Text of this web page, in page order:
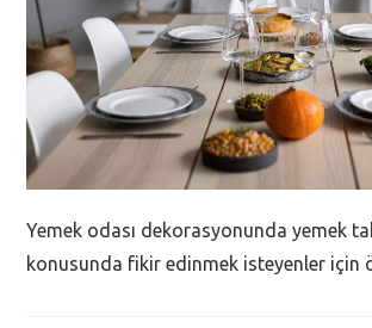
Yemek odası dekorasyonunda yemek
konusunda fikir edinmek isteyenler için